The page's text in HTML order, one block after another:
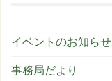
イベントのお知らせ
事務局だより